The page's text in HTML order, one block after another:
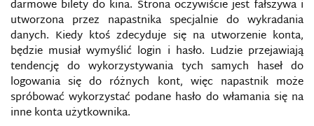
darmowe bilety do kina. Strona oczywiście jest fałszywa i
utworzona przez napastnika specjalnie do wykradania
danych. Kiedy ktoś zdecyduje się na utworzenie konta,
będzie musiał wymyślić login i hasło. Ludzie przejawiają
tendencję do wykorzystywania tych samych haseł do
logowania się do różnych kont, więc napastnik może
spróbować wykorzystać podane hasło do włamania się na
inne konta użytkownika.
BEZPIECZEŃSTWO
TELEINFORMATYCZNE/TELEINFORMACYJNE
BEZPIECZEŃSTWO W KAMPANIACH WYBORCZYCH
W INTERNECIE
BEZPIECZEŃSTWO W MEDIACH